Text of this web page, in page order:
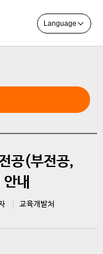
Language
공(부전공,
내
교육개발처